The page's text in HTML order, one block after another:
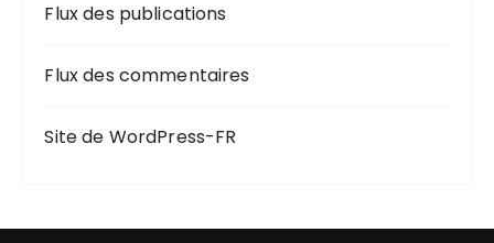
Flux des publications
Flux des commentaires
Site de WordPress-FR